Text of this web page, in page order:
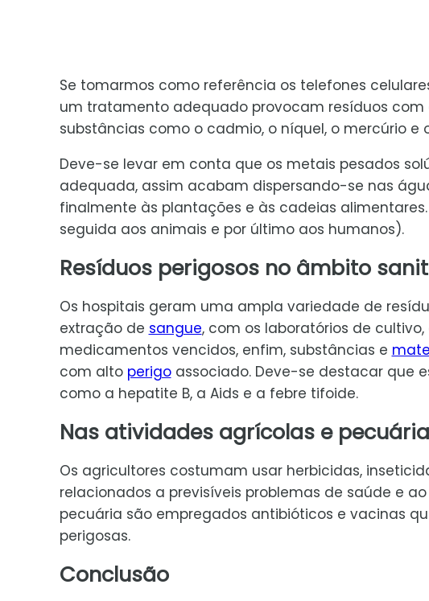
Se tomarmos como referência os telefones
um tratamento adequado provocam resíduos com
substâncias como o cadmio, o níquel, o mercúrio
Deve-se levar em conta que os metais pesados
adequada, assim acabam dispersando-se nas
finalmente às plantações e às cadeias
seguida aos animais e por último aos humanos).
Resíduos perigosos no âmbito
Os hospitais geram uma ampla variedade de
extração de sangue, com os laboratórios de
medicamentos vencidos, enfim, substâncias e
com alto perigoassociado. Deve-se destacar que
como a hepatite B, a Aids e a febre tifoide.
Nas atividades agrícolas e
Os agricultores costumam usar herbicidas,
relacionados a previsíveis problemas de saúde e ao
pecuária são empregados antibióticos e vacinas
perigosas.
Conclusão